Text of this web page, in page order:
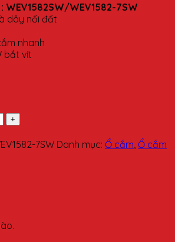
WEV1582SW/WEV1582-7SW
dây nối đất
nhanh
bắt vít
7SW Danh mục: Ổ cắm Ổ cắm